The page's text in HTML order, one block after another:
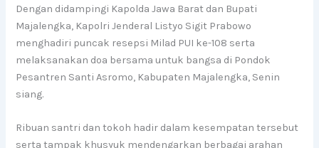
Dengan didampingi Kapolda Jawa Barat dan Bupati
Majalengka, Kapolri Jenderal Listyo Sigit Prabowo
menghadiri puncak resepsi Milad PUI ke-108 serta
melaksanakan doa bersama untuk bangsa di Pondok
Pesantren Santi Asromo, Kabupaten Majalengka, Senin
siang.
Ribuan santri dan tokoh hadir dalam kesempatan tersebut
serta tampak khusyuk mendengarkan berbagai arahan